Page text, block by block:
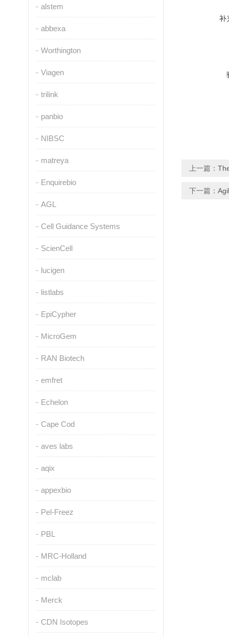
alstem
abbexa
Worthington
Viagen
trilink
panbio
NIBSC
matreya
Enquirebio
AGL
Cell Guidance Systems
ScienCell
lucigen
listlabs
EpiCypher
MicroGem
RAN Biotech
emfret
Echelon
Cape Cod
aves labs
aqix
appexbio
Pel-Freez
PBL
MRC-Holland
mclab
Merck
CDN Isotopes
补
上一篇：
下一篇：